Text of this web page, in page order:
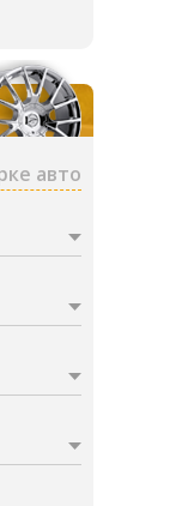
авто